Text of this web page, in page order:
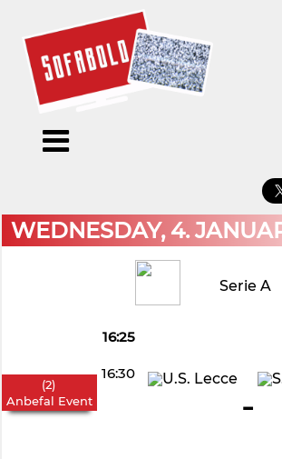
Menu
Forside
Kontakt
bruger
Log
WEDNESDAY, 4.
Serie A
16:25
16:30
-
(2)
Anbefal Event